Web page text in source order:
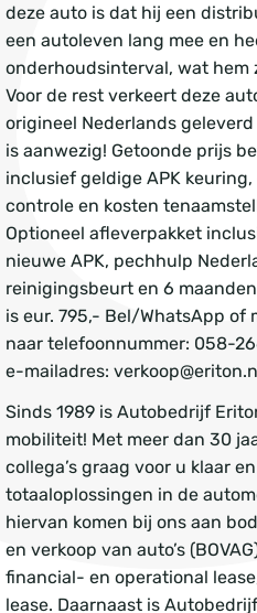
deze auto is dat hij een
een autoleven lang mee en
onderhoudsinterval, wat hem
Voor de rest verkeert deze
origineel Nederlands
is aanwezig! Getoonde prijs
inclusief geldige APK
controle en kosten
Optioneel afleverpakket
nieuwe APK, pechhulp
reinigingsbeurt en 6
is eur. 795,- Bel/WhatsApp of
naar telefoonnummer: 058-
e-mailadres:
Sinds 1989 is Autobedrijf
mobiliteit! Met meer dan 30
collega’s graag voor u klaar
totaaloplossingen in de
hiervan komen bij ons aan
en verkoop van auto’s
financial- en operational
lease. Daarnaast is